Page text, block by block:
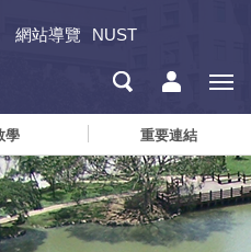
網站導覽 NUST
學 重要連結